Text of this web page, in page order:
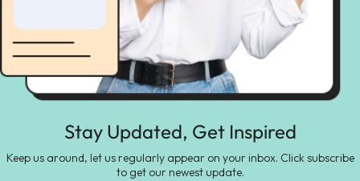
Stay Updated, Get Inspired
Keep us around, let us regularly appear on your inbox. Click subscribe
to get our newest update.